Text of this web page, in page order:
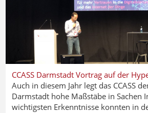
CCASS Darmstadt Vortrag auf der
Auch in diesem Jahr legt das CCASS
Darmstadt hohe Maßstäbe in Sachen
wichtigsten Erkenntnisse konnten in